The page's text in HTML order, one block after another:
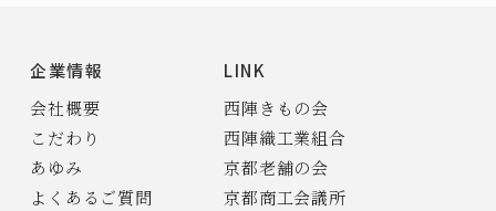
企業情報
会社概要
こだわり
あゆみ
よくあるご質問
LINK
西陣きもの会
西陣織工業組合
京都老舗の会
京都商工会議所